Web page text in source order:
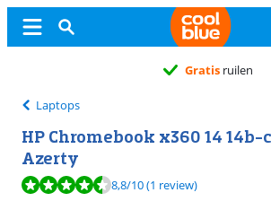
Gratis ruilen
Laptops
HP Chromebook x360 14
Azerty
Beoordeling is 8,8 van de 10, gebaseerd op 1
8,8/10(1 review)